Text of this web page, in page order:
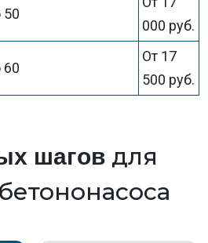
50
000 руб.
60
От 17
500 руб.
шагов для